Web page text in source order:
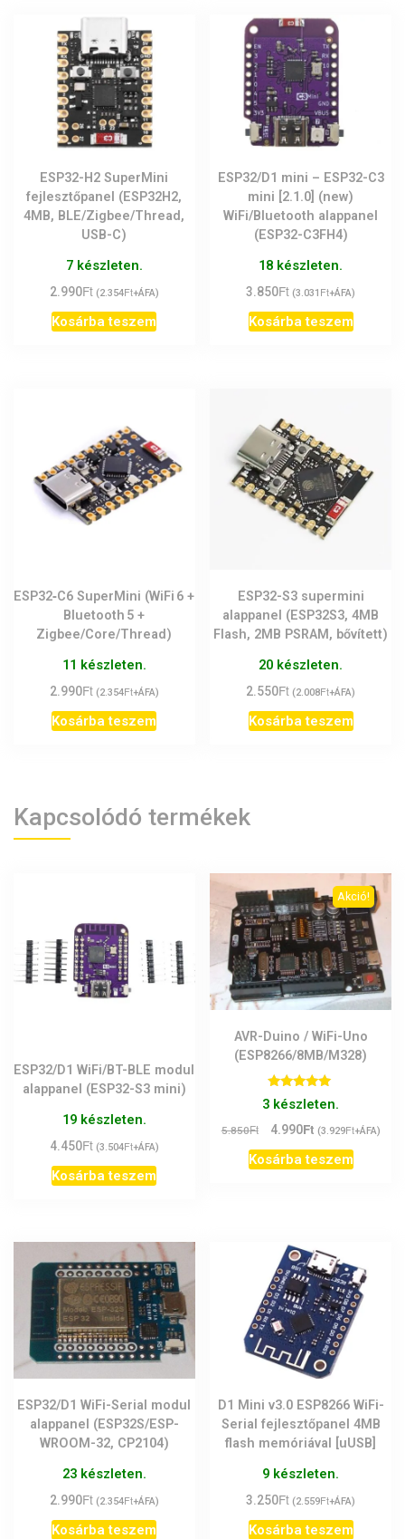
ESP32-H2 SuperMini
fejlesztőpanel (ESP32H2,
4MB, BLE/Zigbee/Thread,
USB-C)
7 készleten.
2.990Ft (2.354Ft+ÁFA)
Kosárba teszem
ESP32/D1 mini – ESP32-C3
mini [2.1.0] (new)
WiFi/Bluetooth alappanel
(ESP32-C3FH4)
18 készleten.
3.850Ft (3.031 Ft+ÁFA)
Kosárba teszem
ESP32‑C6 SuperMini (WiFi 6 +
Bluetooth 5 +
Zigbee/Core/Thread)
11 készleten.
2.990Ft (2.354Ft+ÁFA)
Kosárba teszem
ESP32-S3 supermini
alappanel (ESP32S3, 4MB
Flash, 2MB PSRAM, bővített)
20 készleten.
2.550Ft (2.008Ft+ÁFA)
Kosárba teszem
Kapcsolódó termékek
ESP32/D1 WiFi/BT-BLE modul
alappanel (ESP32-S3 mini)
19 készleten.
4.450Ft (3.504Ft+ÁFA)
Kosárba teszem
Akció!
AVR-Duino / WiFi-Uno
(ESP8266/8MB/M328)
Értékelés:
5.00
/ 5
3 készleten.
5.850Ft
Original
price
was:
4.990FtCurrent
price
is:
(3.929Ft+ÁFA)
Kosárba teszem
ESP32/D1 WiFi-Serial modul
alappanel (ESP32S/ESP-
WROOM-32, CP2104)
23 készleten.
2.990Ft (2.354Ft+ÁFA)
Kosárba teszem
D1 Mini v3.0 ESP8266 WiFi-
Serial fejlesztőpanel 4MB
flash memóriával [uUSB]
9 készleten.
3.250Ft (2.559Ft+ÁFA)
Kosárba teszem